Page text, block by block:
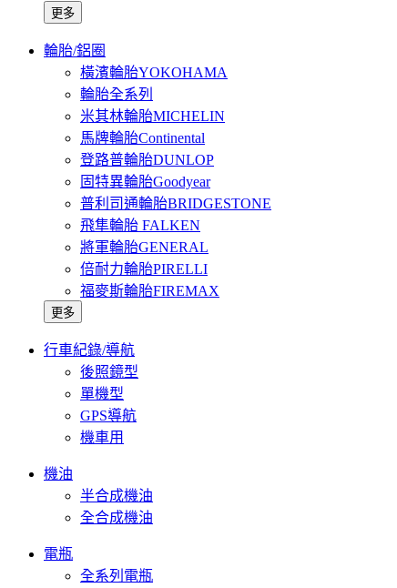
更多
輪胎/鋁圈
橫濱輪胎YOKOHAMA
輪胎全系列
米其林輪胎MICHELIN
馬牌輪胎Continental
登路普輪胎DUNLOP
固特異輪胎Goodyear
普利司通輪胎BRIDGESTONE
飛隼輪胎 FALKEN
將軍輪胎GENERAL
倍耐力輪胎PIRELLI
福麥斯輪胎FIREMAX
更多
行車紀錄/導航
後照鏡型
單機型
GPS導航
機車用
機油
半合成機油
全合成機油
電瓶
全系列電瓶